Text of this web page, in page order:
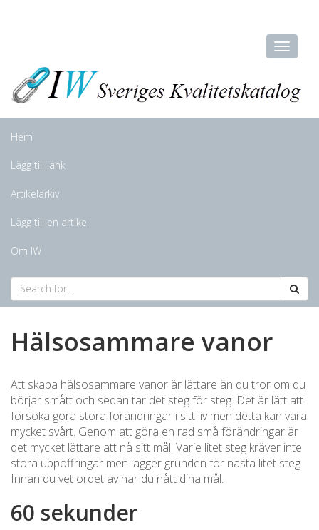
Hem
Lägg till länk
Artikelarkiv
Lägg till en artikel
Om IW
Hälsosammare vanor
Att skapa hälsosammare vanor är lättare än du tror om du
börjar smått och sedan tar det steg för steg. Det är lätt att
försöka göra stora förändringar i sitt liv men detta kan vara
mycket svårt. Genom att göra en rad små förändringar är
det mycket lättare att nå sitt mål. Varje litet steg kräver inte
stora uppoffringar men lägger grunden för nästa litet steg.
Innan du vet ordet av har du nått dina mål.
60 sekunder